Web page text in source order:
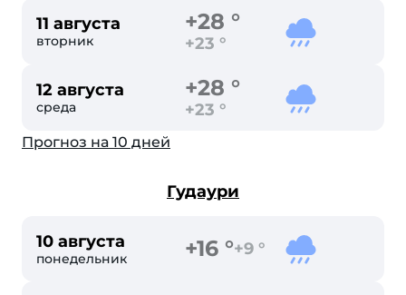
11 августа
вторник
+28 °
+23 °
12 августа
среда
+28 °
+23 °
Прогноз на 10 дней
Гудаури
10 августа
понедельник +16 °+9 °